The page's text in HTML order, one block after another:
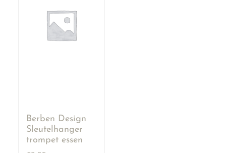
Berben Design
Sleutelhanger
trompet essen